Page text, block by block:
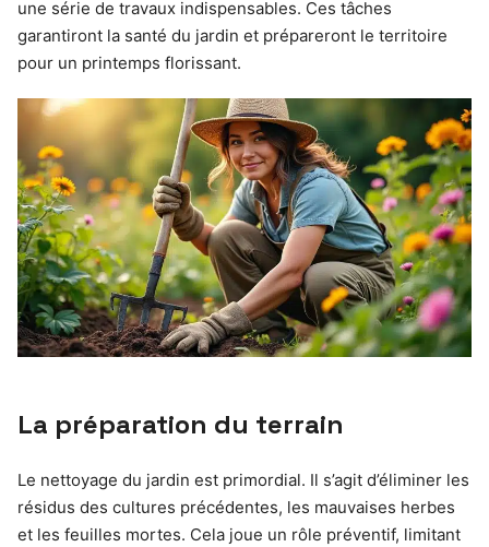
une série de travaux indispensables. Ces tâches
garantiront la santé du jardin et prépareront le territoire
pour un printemps florissant.
La préparation du terrain
Le nettoyage du jardin est primordial. Il s’agit d’éliminer les
résidus des cultures précédentes, les mauvaises herbes
et les feuilles mortes. Cela joue un rôle préventif, limitant